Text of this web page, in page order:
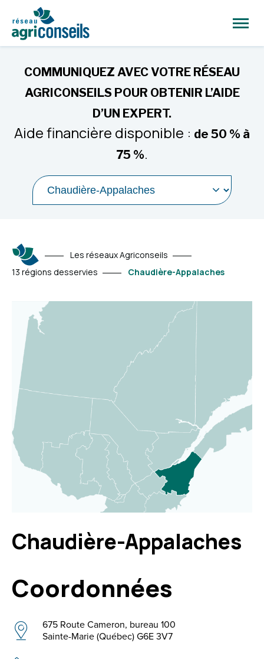
la
site
COMMUNIQUEZ AVEC VOTRE RÉSEAU
AGRICONSEILS POUR OBTENIR L’AIDE
D’UN EXPERT.
Aide financière disponible : de 50 % à
75 %.
Sélectionner
une
région
être
rediriger
et
apprendre
davantage.
Les réseaux Agriconseils
13 régions desservies
Chaudière-Appalaches
Chaudière-Appalaches
Coordonnées
675 Route Cameron, bureau 100
Sainte-Marie (Québec) G6E 3V7